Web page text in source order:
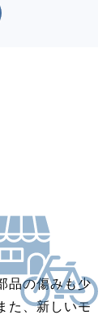
品の傷みも少
た、新しいモ